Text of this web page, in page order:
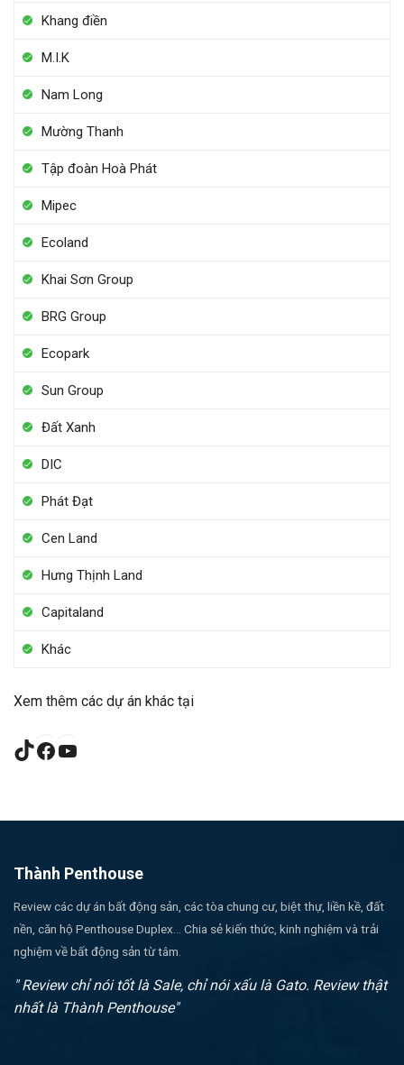
Khang điền
M.I.K
Nam Long
Mường Thanh
Tập đoàn Hoà Phát
Mipec
Ecoland
Khai Sơn Group
BRG Group
Ecopark
Sun Group
Đất Xanh
DIC
Phát Đạt
Cen Land
Hưng Thịnh Land
Capitaland
Khác
Xem thêm các dự án khác tại
TikTok
Facebook
Thành Penthouse
Review các dự án bất động sản, các tòa chung cư, biệt thự, liền kề, đất
nền, căn hộ Penthouse Duplex... Chia sẻ kiến thức, kinh nghiệm và trải
nghiệm về bất động sản từ tâm.
" Review chỉ nói tốt là Sale, chỉ nói xấu là Gato. Review thật
nhất là Thành Penthouse"